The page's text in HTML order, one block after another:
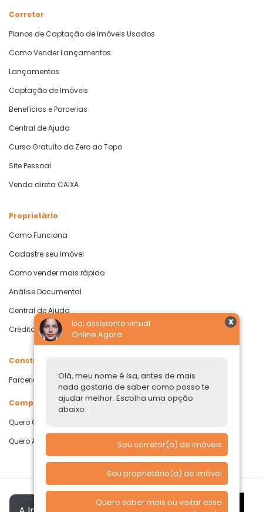
Isa, assistente virtual
Online Agora
Olá, meu nome é Isa, antes de mais
nada gostaria de saber como posso te
ajudar melhor. Escolha uma opção
abaixo:
Sou corretor(a) de imóveis
Sou proprietário(a) de imóvel
Quero saber mais ou visitar esse
Corretor
Planos de Captação de Imóveis Usados
Como Vender Lançamentos
Lançamentos
Captação de Imóveis
Benefícios e Parcerias
Central de Ajuda
Curso Gratuito do Zero ao Topo
Site Pessoal
Venda direta CAIXA
Proprietário
Como Funciona
Cadastre seu Imóvel
Como vender mais rápido
Análise Documental
Central de Ajuda
Crédito com Garantia de Imóvel
Construtoras
Parcerias Imobiliárias
Comprar ou alugar
Quero Comprar
Quero Alugar